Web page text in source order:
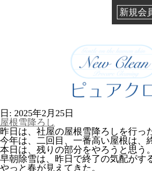
新規会
日: 2025年2月25日
屋根雪降ろし
昨日は、社屋の屋根雪降ろしを行っ
今年は、二回目、一番高い屋根は、
本日は、残りの部分をやろうと思う。
早朝除雪は、昨日で終了の気配がす
やっと春が見えてきた。